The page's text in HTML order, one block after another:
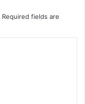
Required fields are